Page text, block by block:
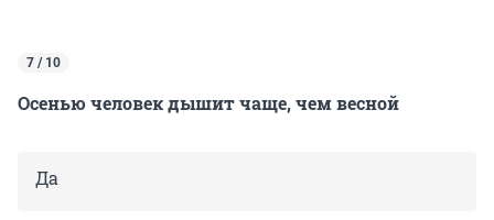
7 / 10
Осенью человек дышит чаще, чем весной
Да